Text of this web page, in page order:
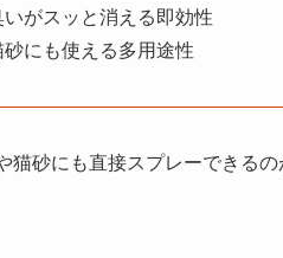
がスッと消える即効性
にも使える多用途性
猫砂にも直接スプレーできるの